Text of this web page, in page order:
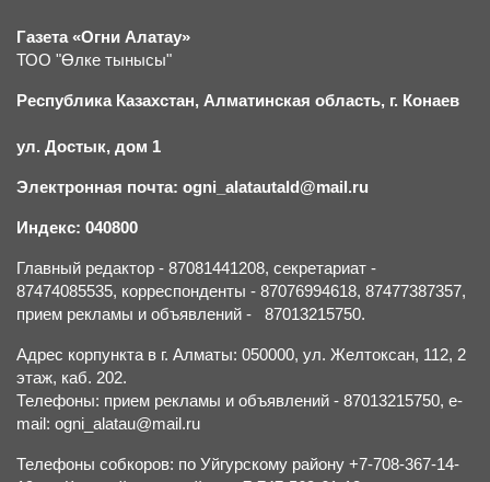
Газета «Огни Алатау»
ТОО "Өлке тынысы"
Республика Казахстан, Алматинская область, г. Конаев
ул. Достык, дом 1
Электронная почта: ogni_alatautald@mail.ru
Индекс: 040800
Главный редактор - 87081441208, секретариат -
87474085535, корреспонденты - 87076994618, 87477387357,
прием рекламы и объявлений - 87013215750.
Адрес корпункта в г. Алматы: 050000, ул. Желтоксан, 112, 2
этаж, каб. 202.
Телефоны: прием рекламы и объявлений - 87013215750, e-
mail: ogni_alatau@mail.ru
Телефоны собкоров: по Уйгурскому району +7-708-367-14-